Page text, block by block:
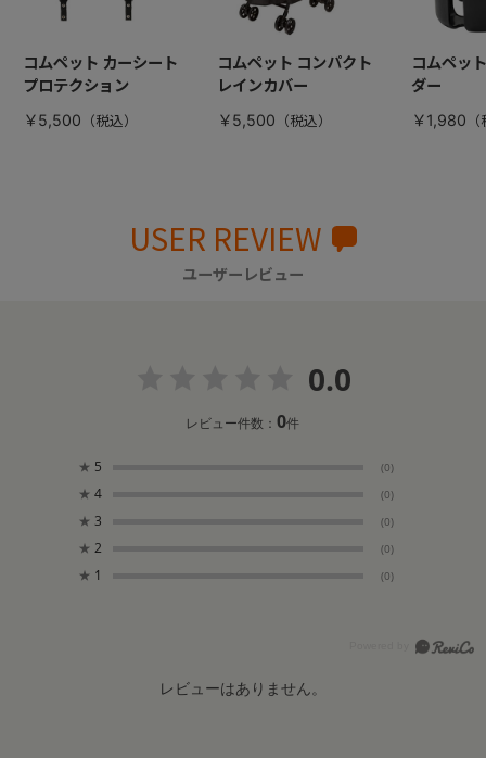
コムペット カーシート
プロテクション
￥5,500
コムペット コンパクト
レインカバー
￥5,500
コムペッ
ダー
￥1,980
USER REVIEW
ユーザーレビュー
0.0
レビュー件数：0件
★ 5 (0)
★ 4 (0)
★ 3 (0)
★ 2 (0)
★ 1 (0)
レビューはありません。